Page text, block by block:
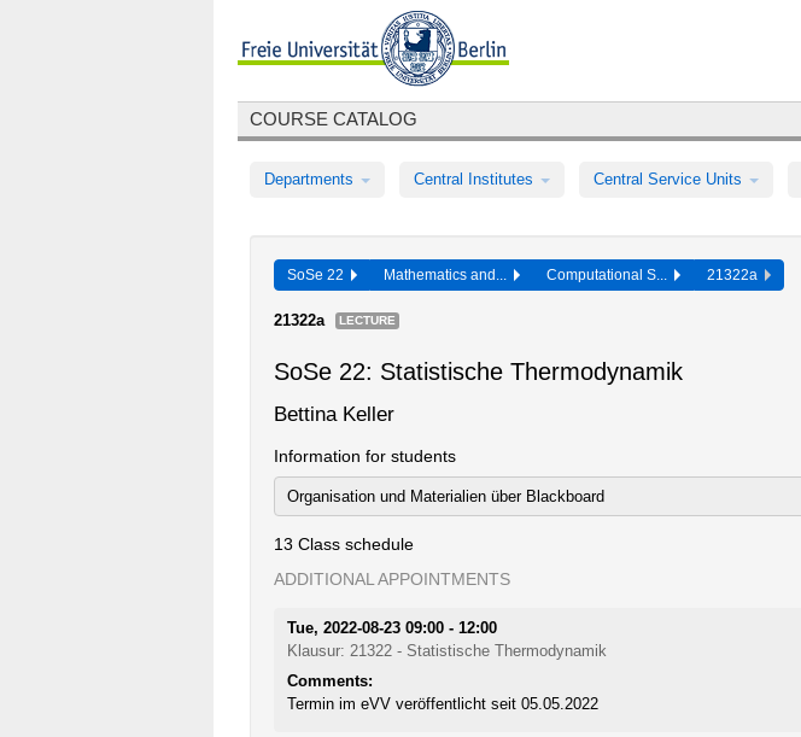
COURSE CATALOG
Departments Central Institutes Central Service Units
SoSe 22 Mathematics and... Computational S... 21322a
21322a LECTURE
SoSe 22: Statistische Thermodynamik
Bettina Keller
Information for students
Organisation und Materialien über Blackboard
13 Class schedule
ADDITIONAL APPOINTMENTS
Tue, 2022-08-23 09:00 - 12:00
Klausur: 21322 - Statistische Thermodynamik
Comments:
Termin im eVV veröffentlicht seit 05.05.2022